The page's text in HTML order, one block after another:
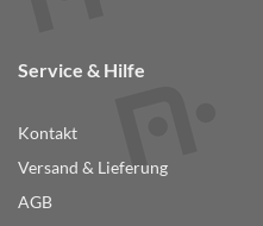
Service & Hilfe
Kontakt
Versand & Lieferung
AGB